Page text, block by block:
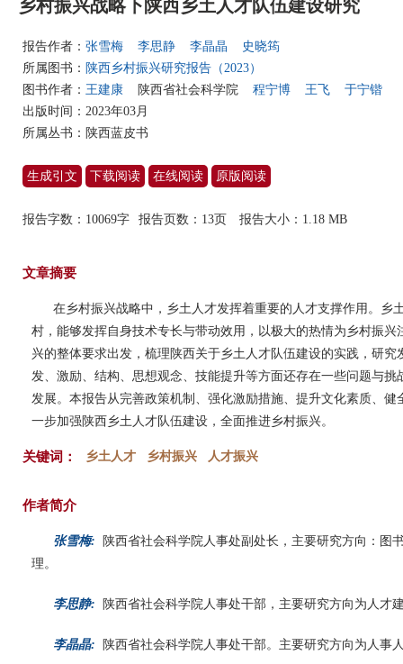
乡村振兴战略下陕西乡土人才队伍建设研究
报告作者： 张雪梅 李思静 李晶晶
史晓筠
所属图书： 陕西乡村振兴研究报告（2023）
图书作者： 王建康 陕西省社会科学院 程宁博 王飞
于宁锴
出版时间：2023年03月
所属丛书： 陕西蓝皮书
生成引文 下载阅读 在线阅读 原版阅读
报告字数：10069字 报告页数：13页 报告大小： 1.18 MB
文章摘要
在乡村振兴战略中，乡土人才发挥着重要的人才支撑作用。乡
村，能够发挥自身技术专长与带动效用，以极大的热情为乡村振
兴的整体要求出发，梳理陕西关于乡土人才队伍建设的实践，研
发、激励、结构、思想观念、技能提升等方面还存在一些问题与
发展。本报告从完善政策机制、强化激励措施、提升文化素质、
一步加强陕西乡土人才队伍建设，全面推进乡村振兴。
关键词： 乡土人才 乡村振兴 人才振兴
作者简介
张雪梅:
陕西省社会科学院人事处副处长，主要研究方向：图
理。
李思静: 陕西省社会科学院人事处干部，主要研究方向为人才
李晶晶: 陕西省社会科学院人事处干部。主要研究方向为人事